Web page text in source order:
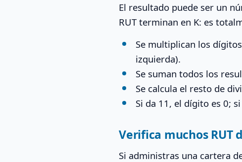
El resultado puede ser un
RUT terminan en K: es
Se multiplican los
izquierda).
Se suman todos los
Se calcula el resto de
Si da 11, el dígito es 0;
Verifica muchos RUT
Si administras una cartera